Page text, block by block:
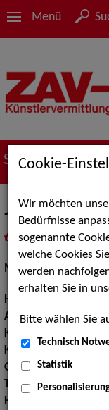
Menü
Suche nach
Johanna T.
inMeine
Models / Werbung:
Haarfarbe:
Augenfarbe:braun
Körpergröße:
Konfektionsgröße:
Oberweite:90
Taille:
69
Hüfte:
Cookie-
Wir möchten
Bedürfnisse
sogenannte
welche Cookies
werden
erhalten Sie in
Bitte wählen Sie
Technisch
Statistik